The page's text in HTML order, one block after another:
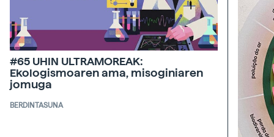
#65 UHIN ULTRAMOREAK:
Ekologismoaren ama, misoginiaren
jomuga
BERDINTASUNA